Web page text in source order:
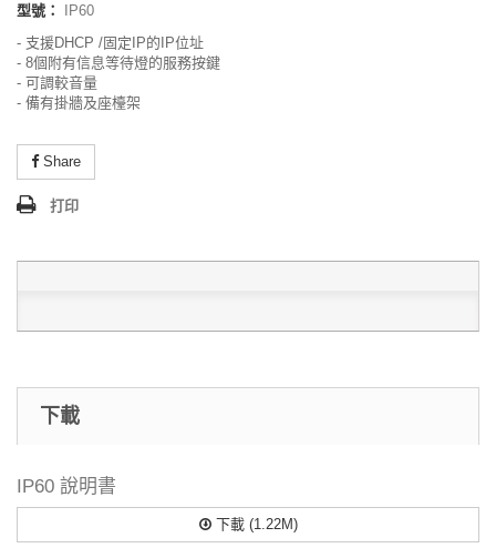
型號：
IP60
- 支援DHCP /固定IP的IP位址
- 8個附有信息等待燈的服務按鍵
- 可調較音量
- 備有掛牆及座檯架
Share
打印
下載
IP60 說明書
下載 (1.22M)